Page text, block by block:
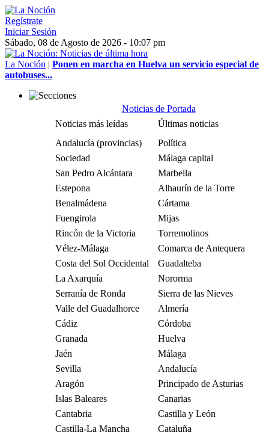
Regístrate
Iniciar Sesión
Sábado, 08 de Agosto de 2026 - 10:07 pm
La Noción | Ponen en marcha en Huelva un servicio especial de
autobuses...
Noticias de Portada
Noticias más leídas
Últimas noticias
Andalucía (provincias)
Política
Sociedad
Málaga capital
San Pedro Alcántara
Marbella
Estepona
Alhaurín de la Torre
Benalmádena
Cártama
Fuengirola
Mijas
Rincón de la Victoria
Torremolinos
Vélez-Málaga
Comarca de Antequera
Costa del Sol Occidental
Guadalteba
La Axarquía
Nororma
Serranía de Ronda
Sierra de las Nieves
Valle del Guadalhorce
Almería
Cádiz
Córdoba
Granada
Huelva
Jaén
Málaga
Sevilla
Andalucía
Aragón
Principado de Asturias
Islas Baleares
Canarias
Cantabria
Castilla y León
Castilla-La Mancha
Cataluña